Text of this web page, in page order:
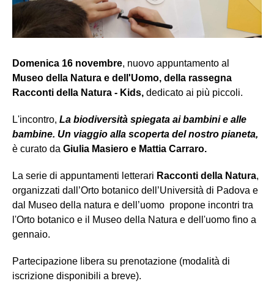
Domenica 16 novembre, nuovo appuntamento al
Museo della Natura e dell'Uomo, della rassegna
Racconti della Natura - Kids, dedicato ai più piccoli.
L'incontro, La biodiversità spiegata ai bambini e alle
bambine. Un viaggio alla scoperta del nostro pianeta,
è curato da Giulia Masiero e Mattia Carraro.
La serie di appuntamenti letterari Racconti della Natura,
organizzati dall’Orto botanico dell’Università di Padova e
dal Museo della natura e dell’uomo propone incontri tra
l'Orto botanico e il Museo della Natura e dell'uomo fino a
gennaio.
Partecipazione libera su prenotazione (modalità di
iscrizione disponibili a breve).